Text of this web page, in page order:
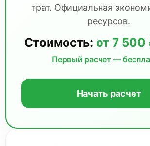
трат. Официальная
ресурсов.
Стоимость: от 7 500
Первый расчет —
Начать расчет